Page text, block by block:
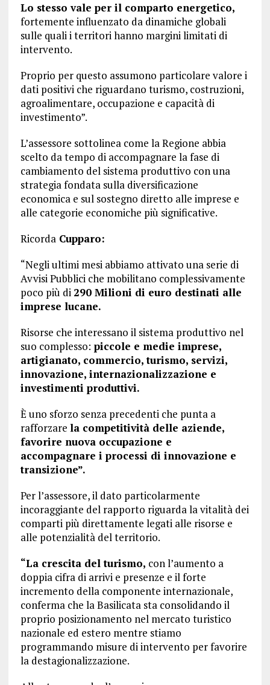
Lo stesso vale per il comparto energetico,
fortemente influenzato da dinamiche globali
sulle quali i territori hanno margini limitati di
intervento.
Proprio per questo assumono particolare valore i
dati positivi che riguardano turismo, costruzioni,
agroalimentare, occupazione e capacità di
investimento”.
L’assessore sottolinea come la Regione abbia
scelto da tempo di accompagnare la fase di
cambiamento del sistema produttivo con una
strategia fondata sulla diversificazione
economica e sul sostegno diretto alle imprese e
alle categorie economiche più significative.
RicordaCupparo:
“Negli ultimi mesi abbiamo attivato una serie di
Avvisi Pubblici che mobilitano complessivamente
poco più di 290 Milioni di euro destinati alle
imprese lucane.
Risorse che interessano il sistema produttivo nel
suo complesso: piccole e medie imprese,
artigianato, commercio, turismo, servizi,
innovazione, internazionalizzazione e
investimenti produttivi.
È uno sforzo senza precedenti che punta a
rafforzare la competitività delle aziende,
favorire nuova occupazione e
accompagnare i processi di innovazione e
transizione”.
Per l’assessore, il dato particolarmente
incoraggiante del rapporto riguarda la vitalità dei
comparti più direttamente legati alle risorse e
alle potenzialità del territorio.
“La crescita del turismo, con l’aumento a
doppia cifra di arrivi e presenze e il forte
incremento della componente internazionale,
conferma che la Basilicata sta consolidando il
proprio posizionamento nel mercato turistico
nazionale ed estero mentre stiamo
programmando misure di intervento per favorire
la destagionalizzazione.